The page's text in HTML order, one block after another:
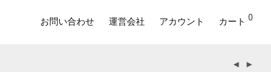
お問い合わせ 運営会社 アカウント カート 0